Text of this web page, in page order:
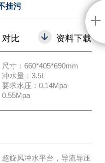
挂污
资料下载
对比
尺寸：660*405*690mm
冲水量：3.5L
要求水压：0.14Mpa-
0.55Mpa
超旋风冲水平台，导流导压